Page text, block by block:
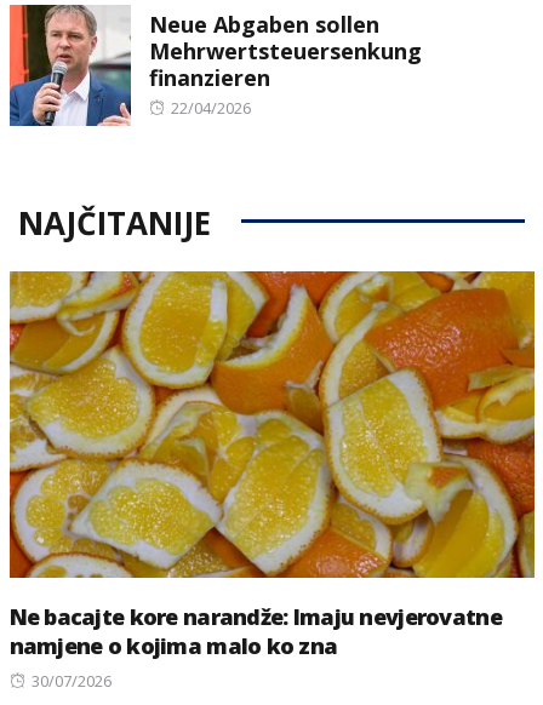
Neue Abgaben sollen
Mehrwertsteuersenkung
finanzieren
Posted
22/04/2026
NAJČITANIJE
Ne bacajte kore narandže: Imaju nevjerovatne
namjene o kojima malo ko zna
Posted
30/07/2026